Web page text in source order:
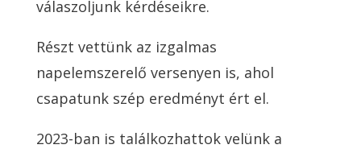
válaszoljunk kérdéseikre.
Részt vettünk az izgalmas
napelemszerelő versenyen is, ahol
csapatunk szép eredményt ért el.
2023-ban is találkozhattok velünk a